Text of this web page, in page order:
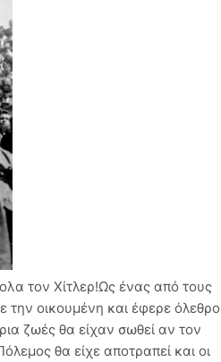
τον Χίτλερ!Ως ένας από τους
την οικουμένη και έφερε όλεθρο
ζωές θα είχαν σωθεί αν τον
θα είχε αποτραπεί και οι